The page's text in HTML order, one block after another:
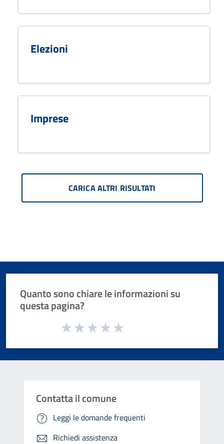
Elezioni
Imprese
CARICA ALTRI RISULTATI
Quanto sono chiare le informazioni su
questa pagina?
Valuta da 1 a 5 stelle la pagina
Contatta il comune
Leggi le domande frequenti
Richiedi assistenza